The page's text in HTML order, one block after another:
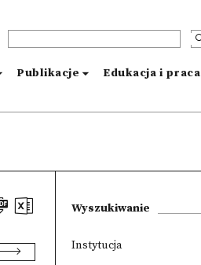
Publikacje Edukacja i praca
Wyszukiwanie
Instytucja